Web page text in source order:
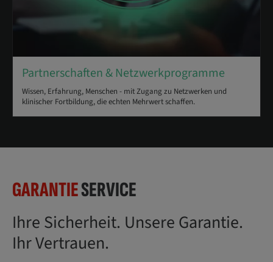
Partnerschaften & Netzwerkprogramme
Wissen, Erfahrung, Menschen - mit Zugang zu Netzwerken und
klinischer Fortbildung, die echten Mehrwert schaffen.
GARANTIESERVICE
Ihre Sicherheit. Unsere Garantie.
Ihr Vertrauen.